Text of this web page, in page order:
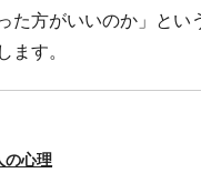
た方がいいのか」と
ます。
の心理